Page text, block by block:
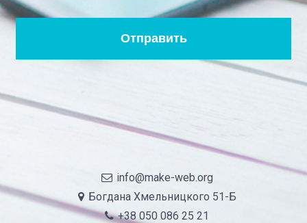
info@make-web.org
Богдана Хмельницкого 51-Б
+38 050 086 25 21